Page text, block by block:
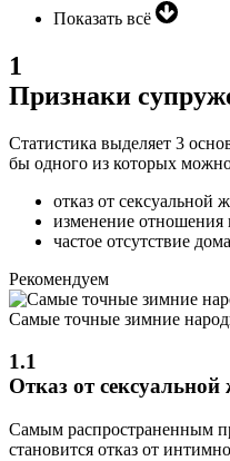
Показать всё
1
Признаки
Статистика выделяет 3
бы одного из которых
отказ от сексуальной
изменение отношения
частое отсутствие
Рекомендуем
Самые точные зимние
1.1
Отказ от сексуальной
Самым распространенным
становится отказ от